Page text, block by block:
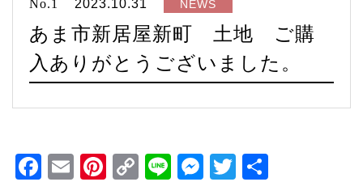
No.1 2023.10.31 NEWS
あま市新居屋新町 土地 ご購
入ありがとうございました。
Facebook
EmailPinterest
CopyLineMessenger
Twitter